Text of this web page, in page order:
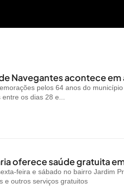
Navegantes acontece
pelos 64 anos do município
os dias 28 e...
oferece saúde gratuita
feira e sábado no bairro Jardim
e outros serviços gratuitos